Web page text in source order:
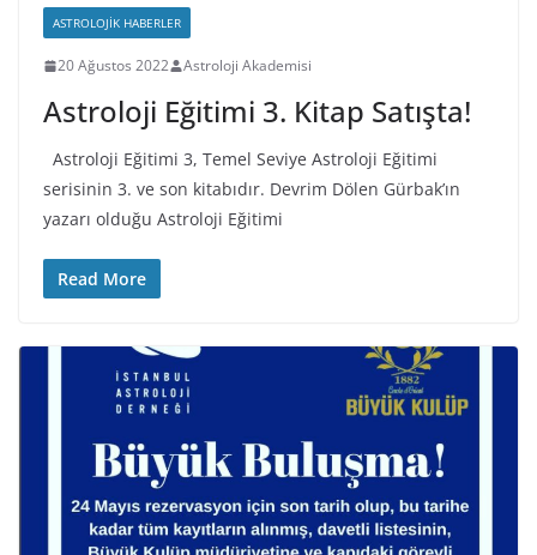
ASTROLOJIK HABERLER
20 Ağustos 2022 Astroloji Akademisi
Astroloji Eğitimi 3. Kitap Satışta!
Astroloji Eğitimi 3, Temel Seviye Astroloji Eğitimi
serisinin 3. ve son kitabıdır. Devrim Dölen Gürbak’ın
yazarı olduğu Astroloji Eğitimi
Read More